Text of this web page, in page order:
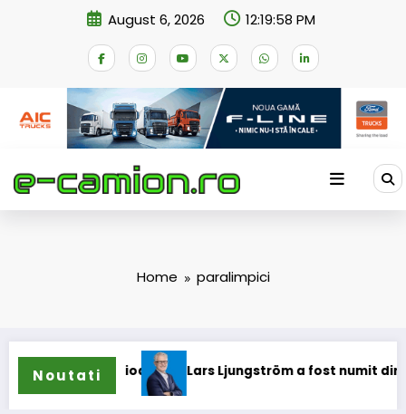
August 6, 2026 12:19:58 PM
Home paralimpici
Noutati
camioane Lars Ljungström a fost numit director